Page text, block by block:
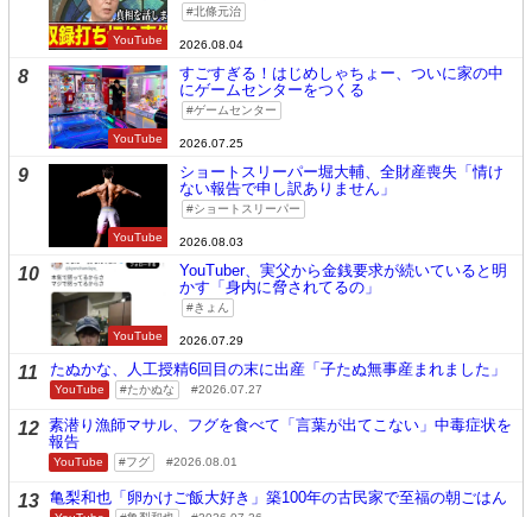
YouTube
北條元治
2026.08.04
8
YouTube
すごすぎる！はじめしゃちょー、ついに家の中
にゲームセンターをつくる
ゲームセンター
2026.07.25
9
YouTube
ショートスリーパー堀大輔、全財産喪失「情け
ない報告で申し訳ありません」
ショートスリーパー
2026.08.03
10
YouTube
YouTuber、実父から金銭要求が続いていると明
かす「身内に脅されてるの」
きょん
2026.07.29
11 たぬかな、人工授精6回目の末に出産「子たぬ無事産まれました」
YouTube たかぬな 2026.07.27
12 素潜り漁師マサル、フグを食べて「言葉が出てこない」中毒症状を
報告
YouTube フグ 2026.08.01
13 亀梨和也「卵かけご飯大好き」築100年の古民家で至福の朝ごはん